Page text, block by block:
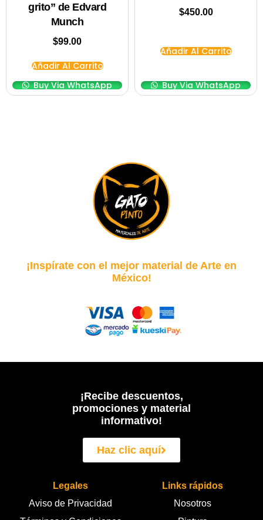
grito” de Edvard
Munch
$99.00
Añadir Al Carrito
Buy Via WhatsApp
$450.00
Añadir Al Carrito
Buy Via WhatsApp
¡Inspírate con el mejor material de Arte en
México!
¡Recibe descuentos,
promociones y material
informativo!
Haz clic aquí
Legales
Aviso de Privacidad
Links rápidos
Nosotros